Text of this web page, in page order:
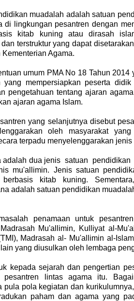
muadalah adalah satuan
di lingkungan pesantren dengan
kitab kuning atau dirasah
terstruktur yang dapat
Kementerian Agama.
umum PMA No 18 Tahun
yang mempersiapkan peserta
pengetahuan tentang ajaran
ajaran agama Islam.
yang selanjutnya disebut
oleh masyarakat
terpadu menyelenggarakan
adalah dua jenis satuan
mu'allimin. Jenis satuan
berbasis kitab kuning.
adalah satuan pendidikan
penamaan untuk
Mu'allimin, Kulliyat al-
Madrasah al- Mu'allimin al-
yang diusulkan oleh lembaga
kepada sejarah dan pengertian
pesantren lintas agama itu.
pula pola kegiatan dan
paham dan agama yang